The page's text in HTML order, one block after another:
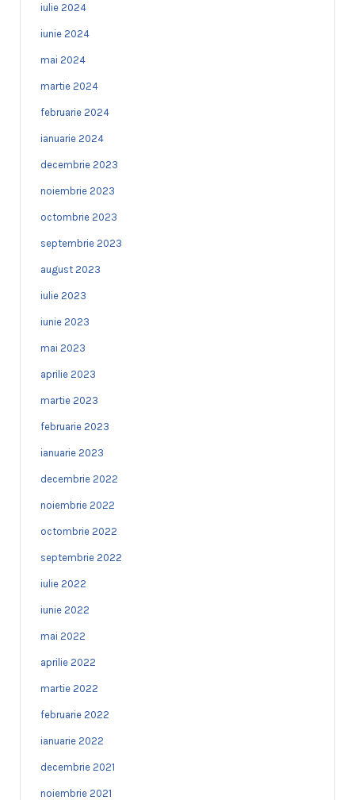
iulie 2024
iunie 2024
mai 2024
martie 2024
februarie 2024
ianuarie 2024
decembrie 2023
noiembrie 2023
octombrie 2023
septembrie 2023
august 2023
iulie 2023
iunie 2023
mai 2023
aprilie 2023
martie 2023
februarie 2023
ianuarie 2023
decembrie 2022
noiembrie 2022
octombrie 2022
septembrie 2022
iulie 2022
iunie 2022
mai 2022
aprilie 2022
martie 2022
februarie 2022
ianuarie 2022
decembrie 2021
noiembrie 2021